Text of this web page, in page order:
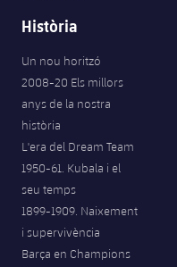
Història
Un nou horitzó
2008-20 Els millors
anys de la nostra
història
L'era del Dream Team
1950-61. Kubala i el
seu temps
1899-1909. Naixement
i supervivència
Barça en Champions